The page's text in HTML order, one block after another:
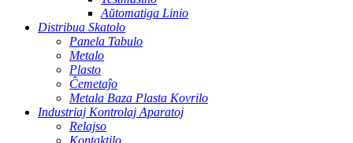
Aŭtomatiga Linio
Distribua Skatolo
Panela Tabulo
Metalo
Plasto
Ĉemetaĵo
Metala Baza Plasta Kovrilo
Industriaj Kontrolaj Aparatoj
Relajso